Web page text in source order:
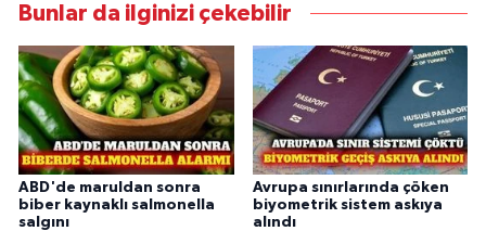
Bunlar da ilginizi çekebilir
ABD'de maruldan sonra
biber kaynaklı salmonella
salgını
Avrupa sınırlarında çöken
biyometrik sistem askıya
alındı